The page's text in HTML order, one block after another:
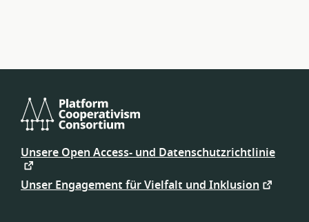
Platform
Cooperativism
Consortium
Unsere Open Access- und Datenschutzrichtlinie
Unser Engagement für Vielfalt und Inklusion